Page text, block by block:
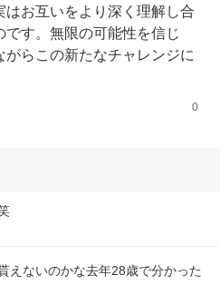
お互いをより深く理解し合
です。無限の可能性を信じ
らこの新たなチャレンジに
0
えないのかな去年28歳で分かった